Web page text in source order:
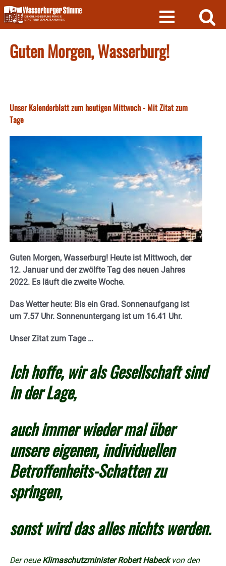
Skip
to
content
Guten Morgen, Wasserburg!
Unser Kalenderblatt zum heutigen Mittwoch - Mit Zitat zum
Tage
Guten Morgen, Wasserburg! Heute ist Mittwoch, der
12. Januar und der zwölfte Tag des neuen Jahres
2022. Es läuft die zweite Woche.
Das Wetter heute: Bis ein Grad. Sonnenaufgang ist
um 7.57 Uhr. Sonnenuntergang ist um 16.41 Uhr.
Unser Zitat zum Tage …
Ich hoffe, wir als Gesellschaft sind
in der Lage,
auch immer wieder mal über
unsere eigenen, individuellen
Betroffenheits-Schatten zu
springen,
sonst wird das alles nichts werden.
Der neueKlimaschutzminister Robert Habeckvon den